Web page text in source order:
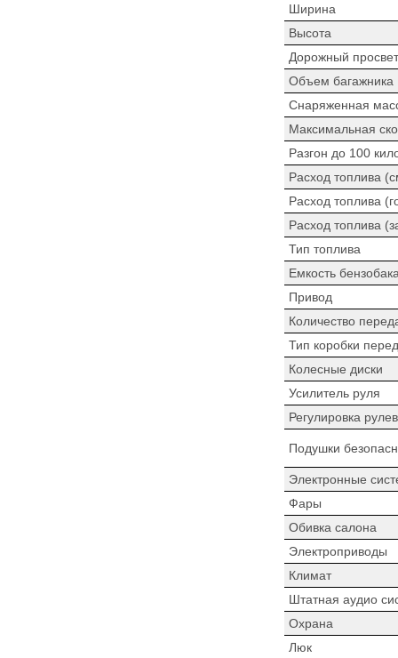
Ширина
Высота
Дорожный просвет
Объем багажника
Снаряженная
Максимальная
Разгон до 100
Расход топлива
Расход топлива
Расход топлива
Тип топлива
Емкость
Привод
Количество
Тип коробки
Колесные диски
Усилитель руля
Регулировка
Подушки
Электронные
Фары
Обивка салона
Электроприводы
Климат
Штатная аудио
Охрана
Люк